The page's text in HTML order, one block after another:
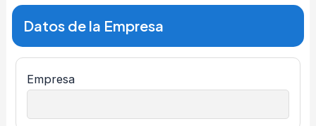
Datos de la Empresa
Empresa